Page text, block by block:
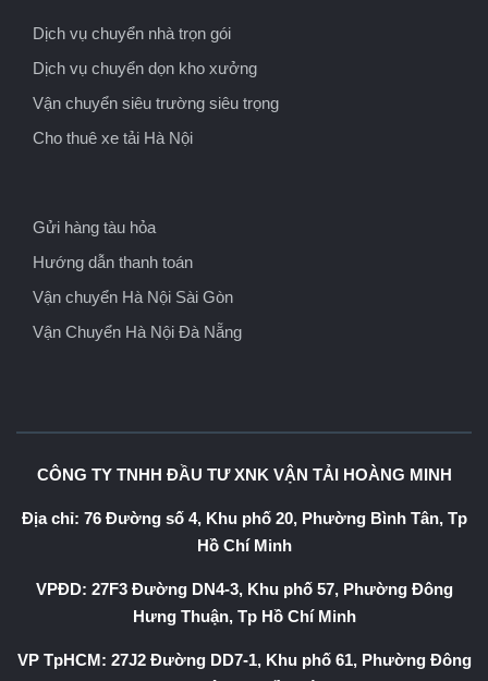
Dịch vụ chuyển nhà trọn gói
Dịch vụ chuyển dọn kho xưởng
Vận chuyển siêu trường siêu trọng
Cho thuê xe tải Hà Nội
Gửi hàng tàu hỏa
Hướng dẫn thanh toán
Vận chuyển Hà Nội Sài Gòn
Vận Chuyển Hà Nội Đà Nẵng
CÔNG TY TNHH ĐẦU TƯ XNK VẬN TẢI HOÀNG MINH
Địa chỉ: 76 Đường số 4, Khu phố 20, Phường Bình Tân, Tp
Hồ Chí Minh
VPĐD: 27F3 Đường DN4-3, Khu phố 57, Phường Đông
Hưng Thuận, Tp Hồ Chí Minh
VP TpHCM: 27J2 Đường DD7-1, Khu phố 61, Phường Đông